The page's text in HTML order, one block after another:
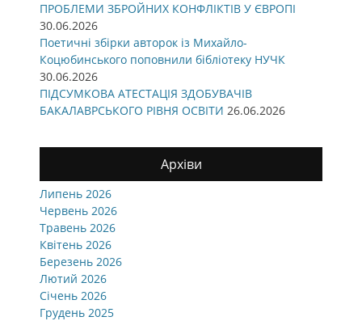
ПРОБЛЕМИ ЗБРОЙНИХ КОНФЛІКТІВ У ЄВРОПІ
30.06.2026
Поетичні збірки авторок із Михайло-
Коцюбинського поповнили бібліотеку НУЧК
30.06.2026
ПІДСУМКОВА АТЕСТАЦІЯ ЗДОБУВАЧІВ
БАКАЛАВРСЬКОГО РІВНЯ ОСВІТИ 26.06.2026
Архіви
Липень 2026
Червень 2026
Травень 2026
Квітень 2026
Березень 2026
Лютий 2026
Січень 2026
Грудень 2025